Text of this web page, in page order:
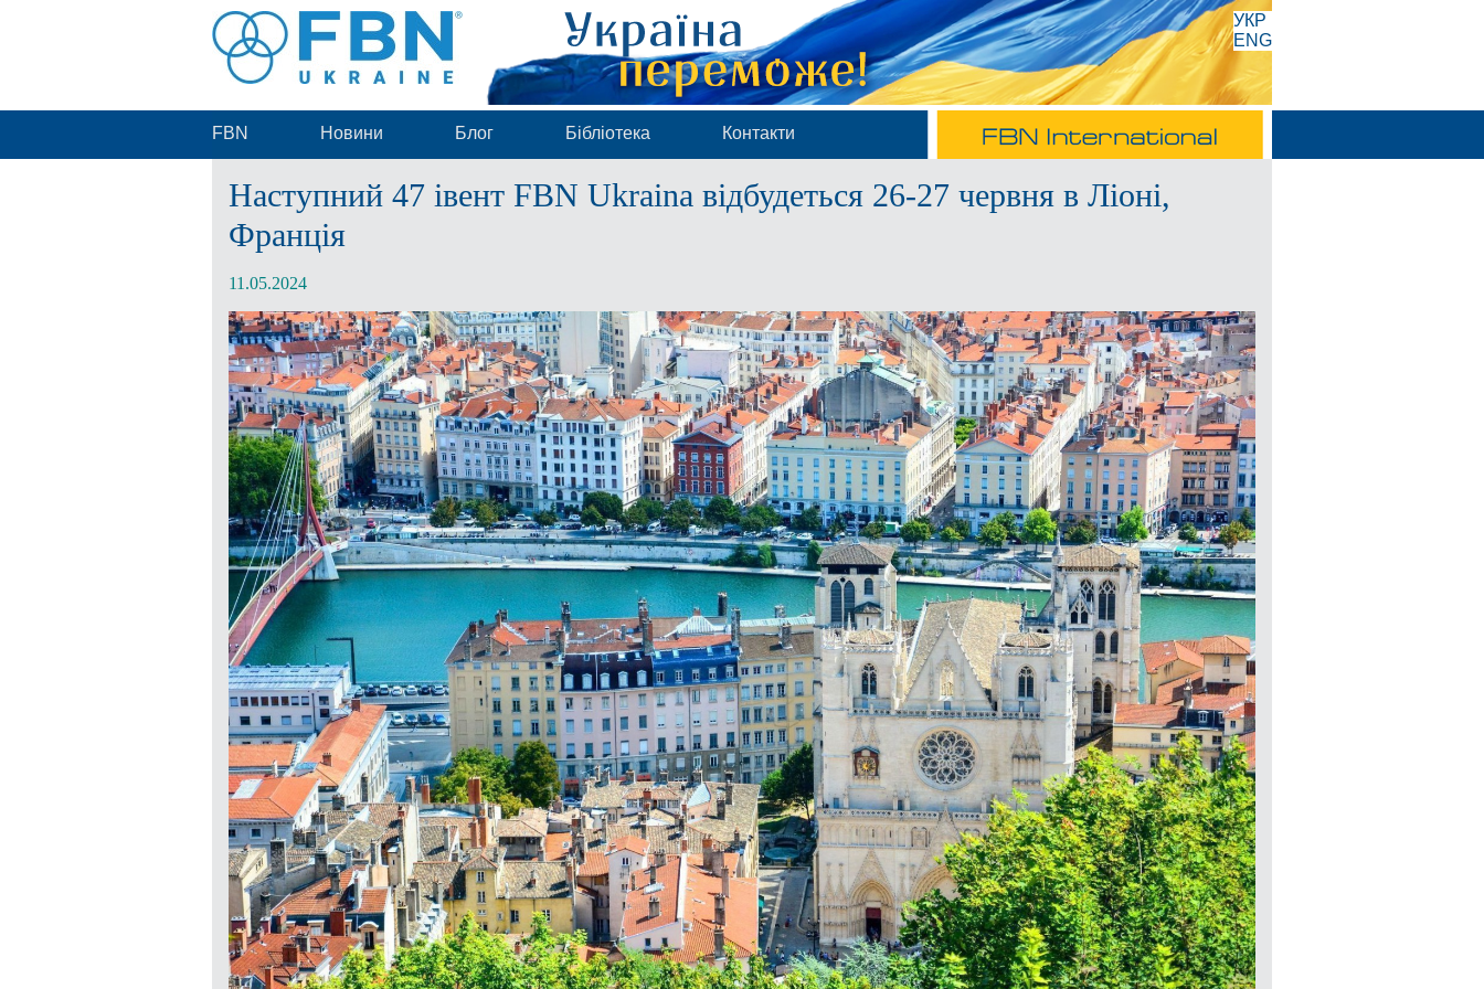
УКР
ENG
FBN Новини Блог Бібліотека Контакти
Наступний 47 івент FBN Ukraina відбудеться 26-27 червня в Ліоні,
Франція
11.05.2024